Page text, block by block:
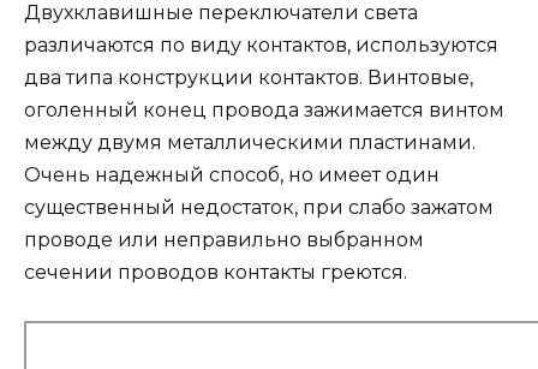
Двухклавишные переключатели света
различаются по виду контактов, используются
два типа конструкции контактов. Винтовые,
оголенный конец провода зажимается винтом
между двумя металлическими пластинами.
Очень надежный способ, но имеет один
существенный недостаток, при слабо зажатом
проводе или неправильно выбранном
сечении проводов контакты греются.